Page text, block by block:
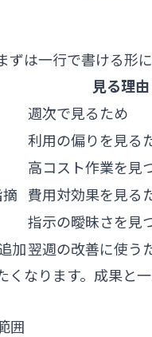
は一行で書ける形に
見る理由
週次で見るため
利用の偏りを見る
高コスト作業を見
費用対効果を見る
指示の曖昧さを見
加翌週の改善に使う
なります。成果と
囲